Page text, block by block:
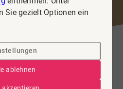
Sie gezielt Optionen ein
ablehnen